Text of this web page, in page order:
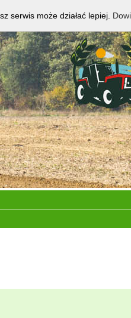
serwis może działać lepiej.